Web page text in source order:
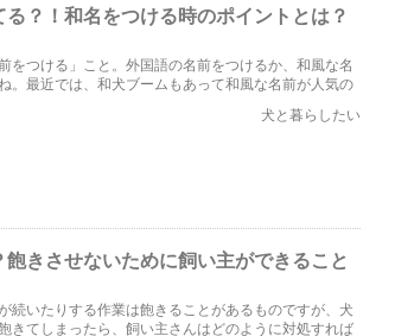
？！和名をつける時のポイントとは？
つける」こと。外国語の名前をつけるか、和風な名
。最近では、和犬ブームもあって和風な名前が人気の
犬と暮らしたい
きさせないために飼い主ができること
続いたりする作業は飽きることがあるものですが、犬
きてしまったら、飼い主さんはどのように対処すれば